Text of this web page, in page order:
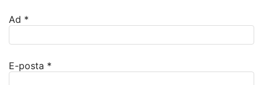
Ad *
E-posta *